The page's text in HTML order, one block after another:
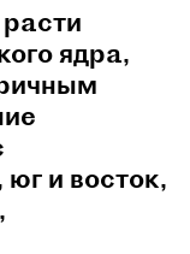
ядра,
и восток,